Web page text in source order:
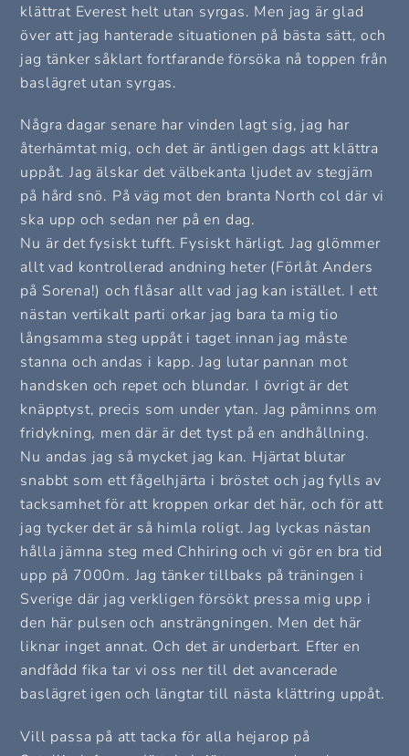
klättrat Everest helt utan syrgas. Men jag är glad
över att jag hanterade situationen på bästa sätt, och
jag tänker såklart fortfarande försöka nå toppen från
baslägret utan syrgas.
Några dagar senare har vinden lagt sig, jag har
återhämtat mig, och det är äntligen dags att klättra
uppåt. Jag älskar det välbekanta ljudet av stegjärn
på hård snö. På väg mot den branta North col där vi
ska upp och sedan ner på en dag.
Nu är det fysiskt tufft. Fysiskt härligt. Jag glömmer
allt vad kontrollerad andning heter (Förlåt Anders
på Sorena!) och flåsar allt vad jag kan istället. I ett
nästan vertikalt parti orkar jag bara ta mig tio
långsamma steg uppåt i taget innan jag måste
stanna och andas i kapp. Jag lutar pannan mot
handsken och repet och blundar. I övrigt är det
knäpptyst, precis som under ytan. Jag påminns om
fridykning, men där är det tyst på en andhållning.
Nu andas jag så mycket jag kan. Hjärtat blutar
snabbt som ett fågelhjärta i bröstet och jag fylls av
tacksamhet för att kroppen orkar det här, och för att
jag tycker det är så himla roligt. Jag lyckas nästan
hålla jämna steg med Chhiring och vi gör en bra tid
upp på 7000m. Jag tänker tillbaks på träningen i
Sverige där jag verkligen försökt pressa mig upp i
den här pulsen och ansträngningen. Men det här
liknar inget annat. Och det är underbart. Efter en
andfådd fika tar vi oss ner till det avancerade
baslägret igen och längtar till nästa klättring uppåt.
Vill passa på att tacka för alla hejarop på